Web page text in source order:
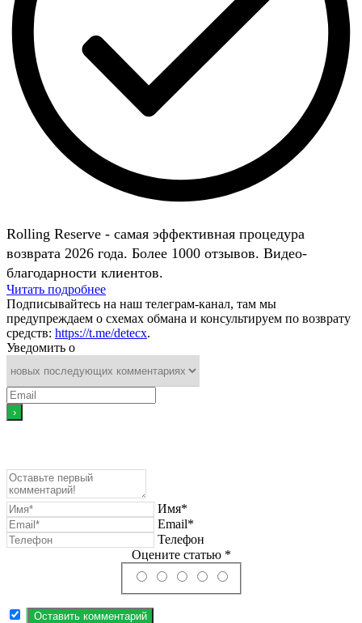
Rolling Reserve - самая эффективная процедура
возврата 2026 года. Более 1000 отзывов. Видео-
благодарности клиентов.
Читать подробнее
Подписывайтесь на наш телеграм-канал, там мы
предупреждаем о схемах обмана и консультируем по возврату
средств: https://t.me/detecx.
Уведомить о
Имя*
Email*
Телефон
Оцените статью *